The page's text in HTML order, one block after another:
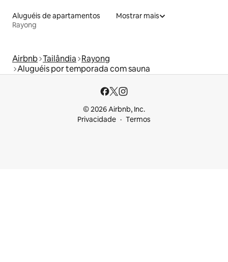
Aluguéis de apartamentos
Rayong
Mostrar mais
Airbnb Tailândia Rayong
Aluguéis por temporada com sauna
© 2026 Airbnb, Inc.
Privacidade
Termos